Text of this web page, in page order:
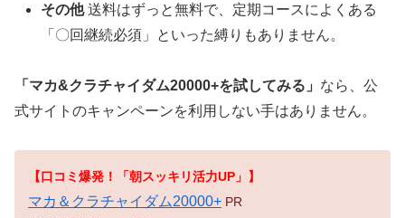
その他送料はずっと無料で、定期コースによくある
「〇回継続必須」といった縛りもありません。
「マカ&クラチャイダム20000+を試してみる」 なら、公
式サイトのキャンペーンを利用しない手はありません。
【口コミ爆発！「朝スッキリ活力UP」】
マカ＆クラチャイダム20000+ PR